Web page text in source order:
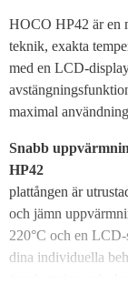
HOCO HP42 är en
teknik, exakta
med en LCD-
maximal
Snabb
HP42
plattången är
och jämn
220°C och en
dina individuella